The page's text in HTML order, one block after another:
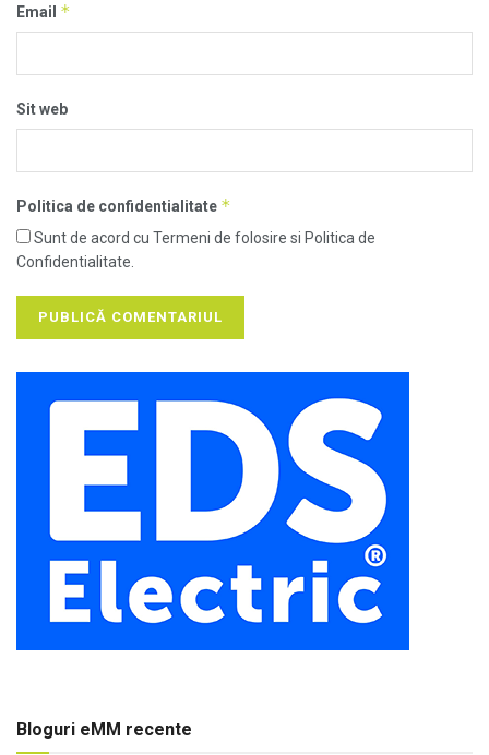
Email *
Sit web
Politica de confidentialitate *
Sunt de acord cu Termeni de folosire si Politica de
Confidentialitate.
Bloguri eMM recente